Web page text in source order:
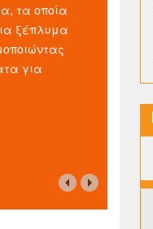
τα οποία
ξέπλυμα
για